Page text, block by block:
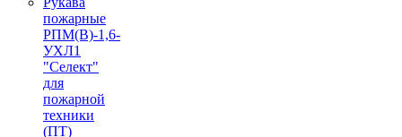
пожарные
РПМ(В)-1,6-
УХЛ1
"Селект"
для
пожарной
техники
(ПТ)